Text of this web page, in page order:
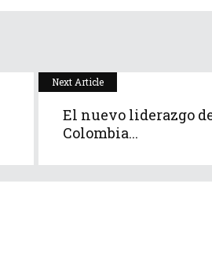
Next Article
El nuevo liderazgo
Colombia...